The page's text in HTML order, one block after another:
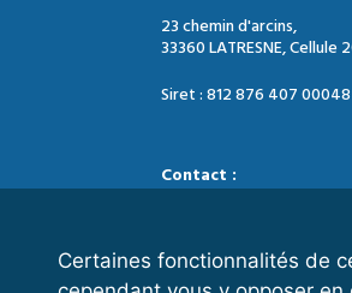
Certaines fonctionnalités de
23 chemin d'arcins,
33360 LATRESNE, Cellule
Siret : 812 876 407 00048
Contact :